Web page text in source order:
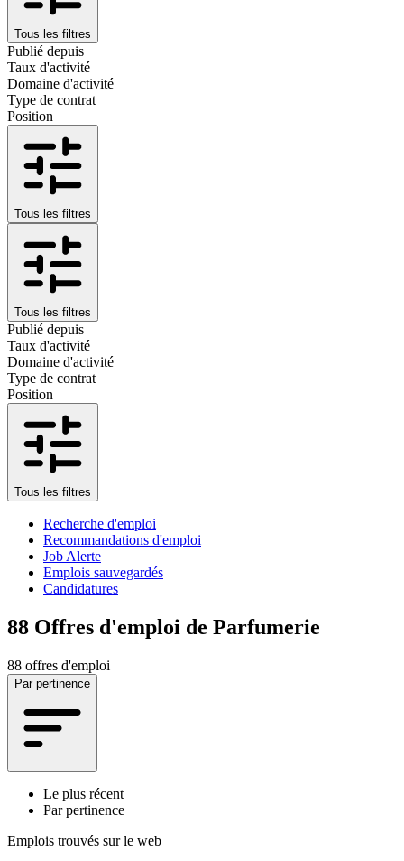
Tous les filtres
Publié depuis
Taux d'activité
Domaine d'activité
Type de contrat
Position
Tous les filtres
Tous les filtres
Publié depuis
Taux d'activité
Domaine d'activité
Type de contrat
Position
Tous les filtres
Recherche d'emploi
Recommandations d'emploi
Job Alerte
Emplois sauvegardés
Candidatures
88 Offres d'emploi de Parfumerie
88 offres d'emploi
Par pertinence
Le plus récent
Par pertinence
Emplois trouvés sur le web